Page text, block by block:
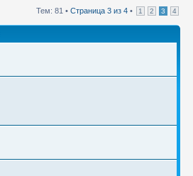
Тем: 81 • Страница 3 из 4 • 1 2 3 4